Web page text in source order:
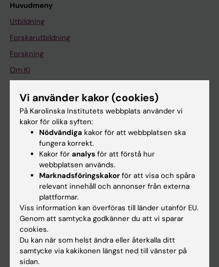
Huvudmeny
Utbildning
Forskarutbildning
Forskning
Om KI
På gång
Nyheter
Kalender
Schema
Studentmejlen
Kurs- och programwebbar
Student på KI
Vi använder kakor (cookies)
På Karolinska Institutets webbplats använder vi
kakor för olika syften:
Nödvändiga kakor för att webbplatsen ska
fungera korrekt.
Kakor för analys för att förstå hur
webbplatsen används.
Marknadsföringskakor för att visa och spåra
relevant innehåll och annonser från externa
plattformar.
Viss information kan överföras till länder utanför EU.
Genom att samtycka godkänner du att vi sparar
cookies.
Du kan när som helst ändra eller återkalla ditt
samtycke via kakikonen längst ned till vänster på
sidan.